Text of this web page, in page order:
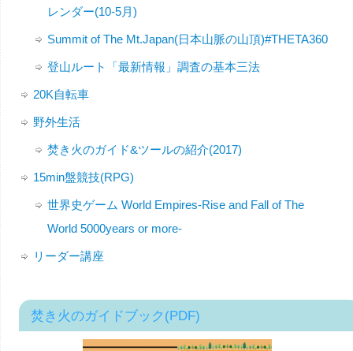
レンダー(10-5月)
Summit of The Mt.Japan(日本山脈の山頂)#THETA360
登山ルート「最新情報」調査の基本三法
20K自転車
野外生活
焚き火のガイド&ツールの紹介(2017)
15min盤競技(RPG)
世界史ゲーム World Empires-Rise and Fall of The
World 5000years or more-
リーダー講座
焚き火のガイドブック(PDF)